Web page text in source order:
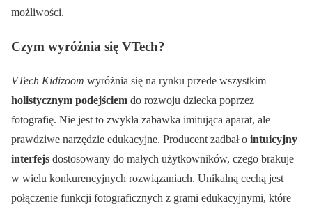
możliwości.
Czym wyróżnia się VTech?
VTech Kidizoom wyróżnia się na rynku przede wszystkim
holistycznym podejściem do rozwoju dziecka poprzez
fotografię. Nie jest to zwykła zabawka imitująca aparat, ale
prawdziwe narzędzie edukacyjne. Producent zadbał o intuicyjny
interfejs dostosowany do małych użytkowników, czego brakuje
w wielu konkurencyjnych rozwiązaniach. Unikalną cechą jest
połączenie funkcji fotograficznych z grami edukacyjnymi, które